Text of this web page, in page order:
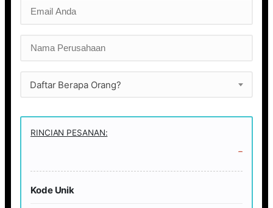
Daftar Berapa Orang?
RINCIAN PESANAN:
-
Kode Unik